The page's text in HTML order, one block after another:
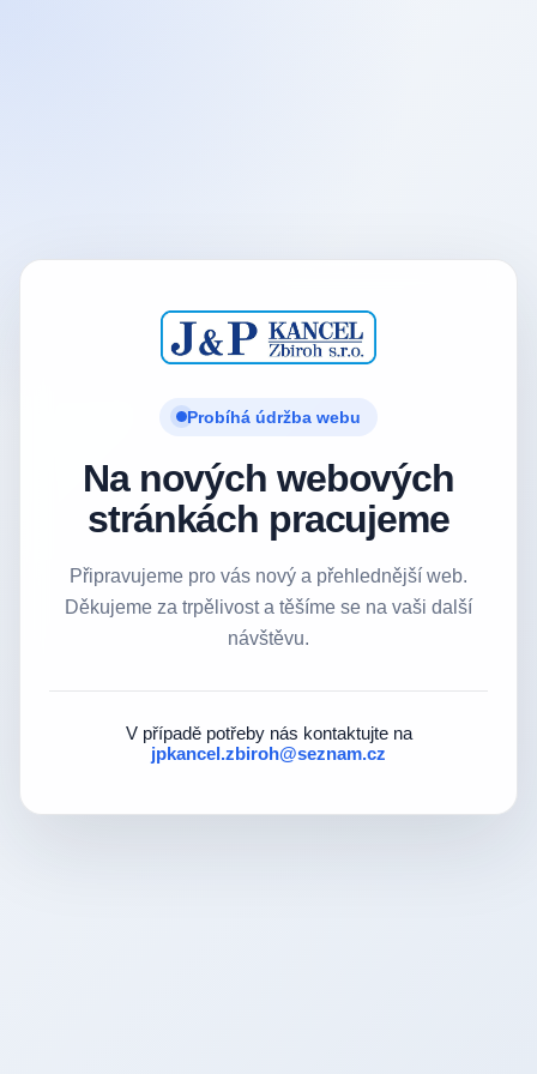
Probíhá údržba webu
Na nových webových
stránkách pracujeme
Připravujeme pro vás nový a přehlednější web.
Děkujeme za trpělivost a těšíme se na vaši další
návštěvu.
V případě potřeby nás kontaktujte na
jpkancel.zbiroh@seznam.cz